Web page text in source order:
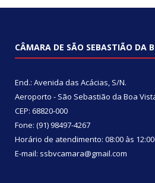
CÂMARA DE SÃO SEBASTIÃO DA
End.: Avenida das Acácias, S/N.
Aeroporto - São Sebastião da Boa
CEP: 68820-000
Fone: (91) 98497-4267
Horário de atendimento: 08:00 às 12:00
E-mail: ssbvcamara@gmail.com